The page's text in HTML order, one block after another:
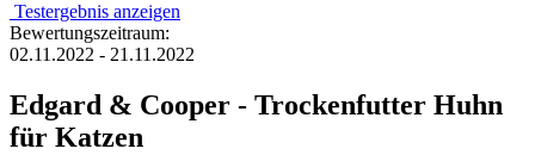
Testergebnis anzeigen
Bewertungszeitraum:
02.11.2022 - 21.11.2022
Edgard & Cooper - Trockenfutter Huhn
für Katzen